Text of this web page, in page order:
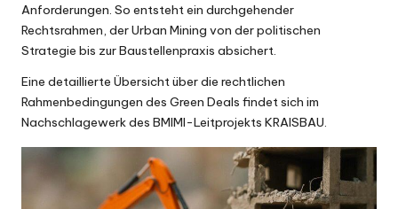
Anforderungen. So entsteht ein durchgehender
Rechtsrahmen, der Urban Mining von der politischen
Strategie bis zur Baustellenpraxis absichert.
Eine detaillierte Übersicht über die rechtlichen
Rahmenbedingungen des Green Deals findet sich im
Nachschlagewerk des BMIMI-Leitprojekts KRAISBAU.